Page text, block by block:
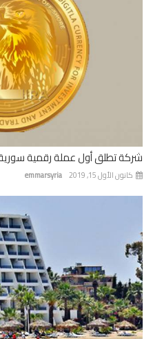
تطلق أول عملة رقمية سورية
emmarsyria الأول 15, 2019